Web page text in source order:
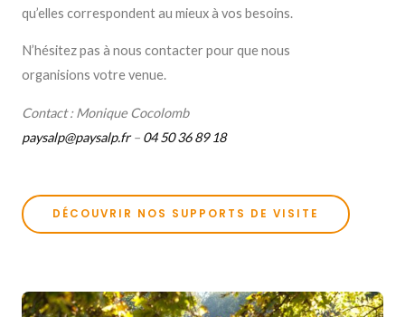
qu’elles correspondent au mieux à vos besoins.
N’hésitez pas à nous contacter pour que nous
organisions votre venue.
Contact : Monique Cocolomb
paysalp@paysalp.fr– 04 50 36 89 18
DÉCOUVRIR NOS SUPPORTS DE VISITE